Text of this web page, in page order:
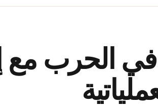
الحرب مع